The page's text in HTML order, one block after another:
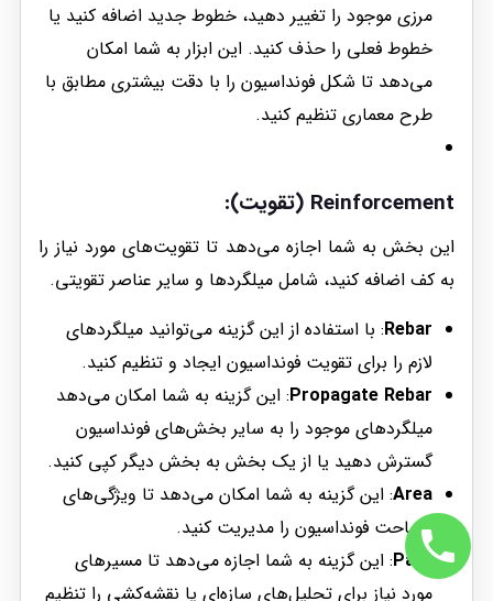
مرزی موجود را تغییر دهید، خطوط جدید اضافه کنید یا
خطوط فعلی را حذف کنید. این ابزار به شما امکان
می‌دهد تا شکل فونداسیون را با دقت بیشتری مطابق با
طرح معماری تنظیم کنید.
Reinforcement (تقویت) :
این بخش به شما اجازه می‌دهد تا تقویت‌های مورد نیاز را
به کف اضافه کنید، شامل میلگردها و سایر عناصر تقویتی.
Rebar: با استفاده از این گزینه می‌توانید میلگردهای
لازم را برای تقویت فونداسیون ایجاد و تنظیم کنید.
Propagate Rebar: این گزینه به شما امکان می‌دهد
میلگردهای موجود را به سایر بخش‌های فونداسیون
گسترش دهید یا از یک بخش به بخش دیگر کپی کنید.
Area: این گزینه به شما امکان می‌دهد تا ویژگی‌های
مساحت فونداسیون را مدیریت کنید.
Path: این گزینه به شما اجازه می‌دهد تا مسیرهای
مورد نیاز برای تحلیل‌های سازه‌ای یا نقشه‌کشی را تنظیم